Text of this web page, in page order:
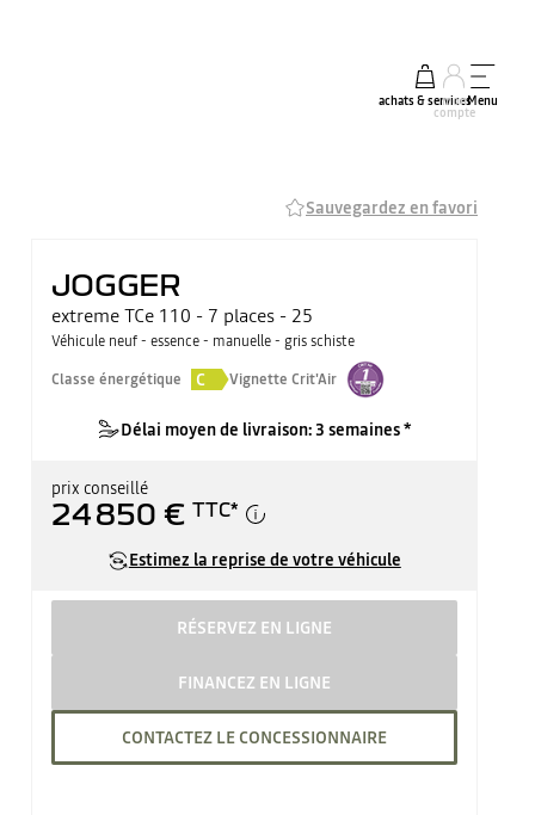
achats & services
mon
compte
Menu
Sauvegardez en favori
JOGGER
extreme TCe 110 - 7 places - 25
Véhicule neuf - essence - manuelle - gris schiste
Classe énergétique
C Vignette Crit'Air
Délai moyen de livraison: 3 semaines *
prix conseillé
24 850 € TTC*
Estimez la reprise de votre véhicule
RÉSERVEZ EN LIGNE
FINANCEZ EN LIGNE
CONTACTEZ LE CONCESSIONNAIRE